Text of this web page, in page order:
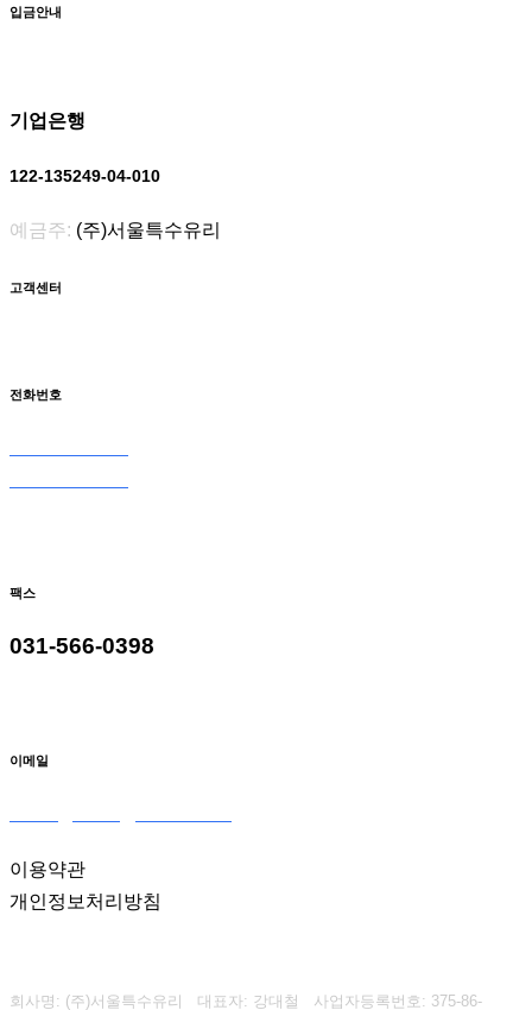
입금안내
기업은행
122-135249-04-010
예금주: (주)서울특수유리
고객센터
전화번호
팩스
031-566-0398
이메일
이용약관
개인정보처리방침
회사명: (주)서울특수유리 대표자: 강대철 사업자등록번호: 375-86-